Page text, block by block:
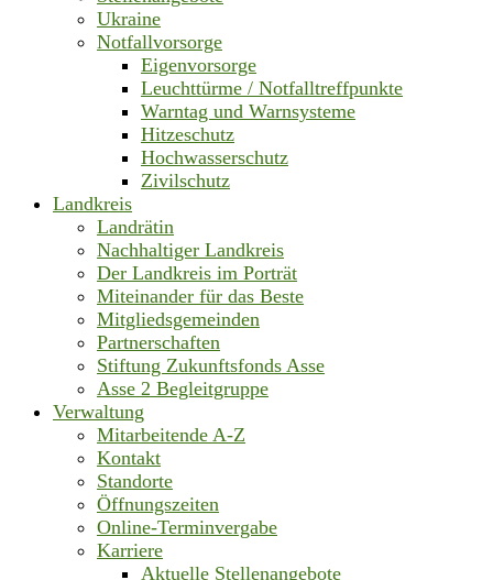
Ukraine
Notfallvorsorge
Eigenvorsorge
Leuchttürme / Notfalltreffpunkte
Warntag und Warnsysteme
Hitzeschutz
Hochwasserschutz
Zivilschutz
Landkreis
Landrätin
Nachhaltiger Landkreis
Der Landkreis im Porträt
Miteinander für das Beste
Mitgliedsgemeinden
Partnerschaften
Stiftung Zukunftsfonds Asse
Asse 2 Begleitgruppe
Verwaltung
Mitarbeitende A-Z
Kontakt
Standorte
Öffnungszeiten
Online-Terminvergabe
Karriere
Aktuelle Stellenangebote